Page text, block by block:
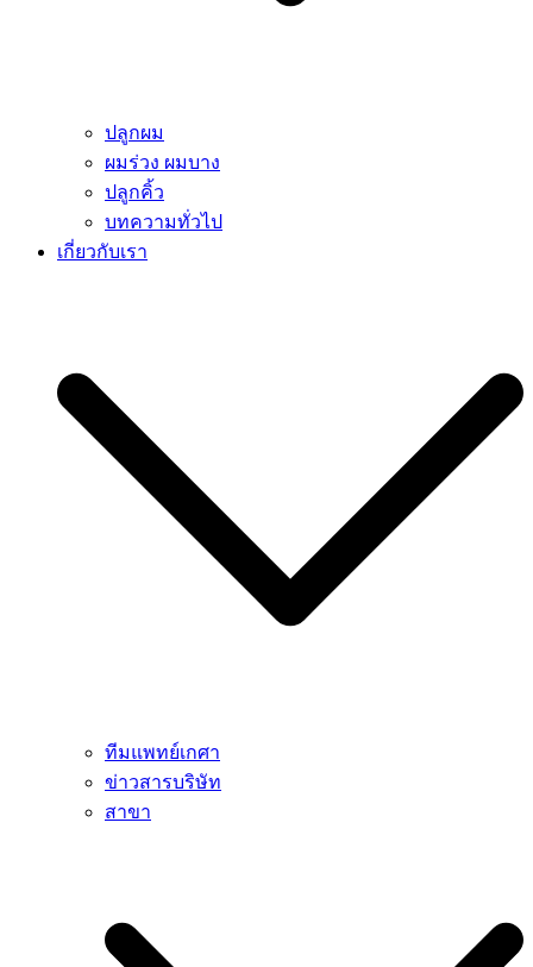
ปลูกผม
ผมร่วง ผมบาง
ปลูกคิ้ว
บทความทั่วไป
เกี่ยวกับเรา
ทีมแพทย์เกศา
ข่าวสารบริษัท
สาขา